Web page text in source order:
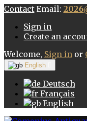
Contact Email:
Sign in
Create an
Welcome, Sign in or
English
Deutsch
Français
English